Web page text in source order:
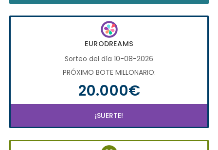
EURODREAMS
Sorteo del día 10-08-2026
PRÓXIMO BOTE MILLONARIO:
20.000€
¡SUERTE!